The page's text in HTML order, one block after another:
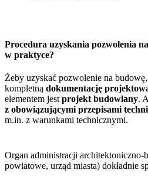
Procedura uzyskania pozwolenia
w praktyce?
Żeby uzyskać pozwolenie na
kompletną dokumentację
elementem jest projekt budowlany.
z obowiązującymi przepisami
m.in. z warunkami technicznymi.
Organ administracji architektoniczno-
powiatowe, urząd miasta) dokładnie